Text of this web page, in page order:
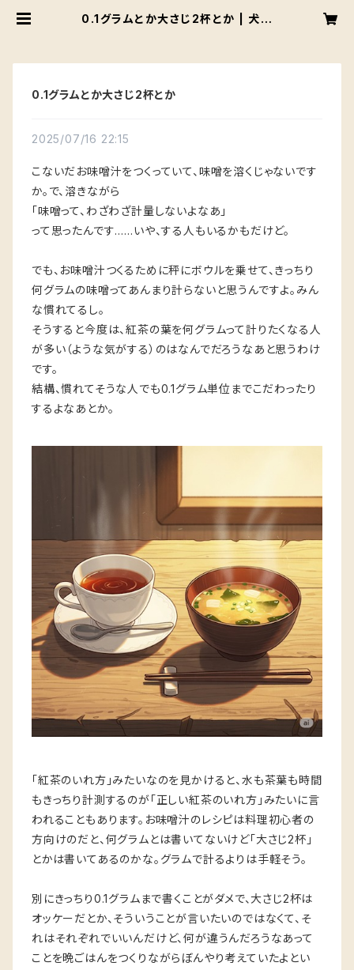
0.1グラムとか大さじ2杯とか | 犬猫
0.1グラムとか大さじ2杯とか
2025/07/16 22:15
こないだお味噌汁をつくっていて、味噌を溶くじゃないです
か。で、溶きながら
「味噌って、わざわざ計量しないよなあ」
って思ったんです……いや、する人もいるかもだけど。
でも、お味噌汁つくるために秤にボウルを乗せて、きっちり
何グラムの味噌ってあんまり計らないと思うんですよ。みん
な慣れてるし。
そうすると今度は、紅茶の葉を何グラムって計りたくなる人
が多い（ような気がする）のはなんでだろうなあと思うわけ
です。
結構、慣れてそうな人でも0.1グラム単位までこだわったり
するよなあとか。
「紅茶のいれ方」みたいなのを見かけると、水も茶葉も時間
もきっちり計測するのが「正しい紅茶のいれ方」みたいに言
われることもあります。お味噌汁のレシピは料理初心者の
方向けのだと、何グラムとは書いてないけど「大さじ2杯」
とかは書いてあるのかな。グラムで計るよりは手軽そう。
別にきっちり0.1グラムまで書くことがダメで、大さじ2杯は
オッケーだとか、そういうことが言いたいのではなくて、そ
れはそれぞれでいいんだけど、何が違うんだろうなあって
ことを晩ごはんをつくりながらぼんやり考えていたよとい